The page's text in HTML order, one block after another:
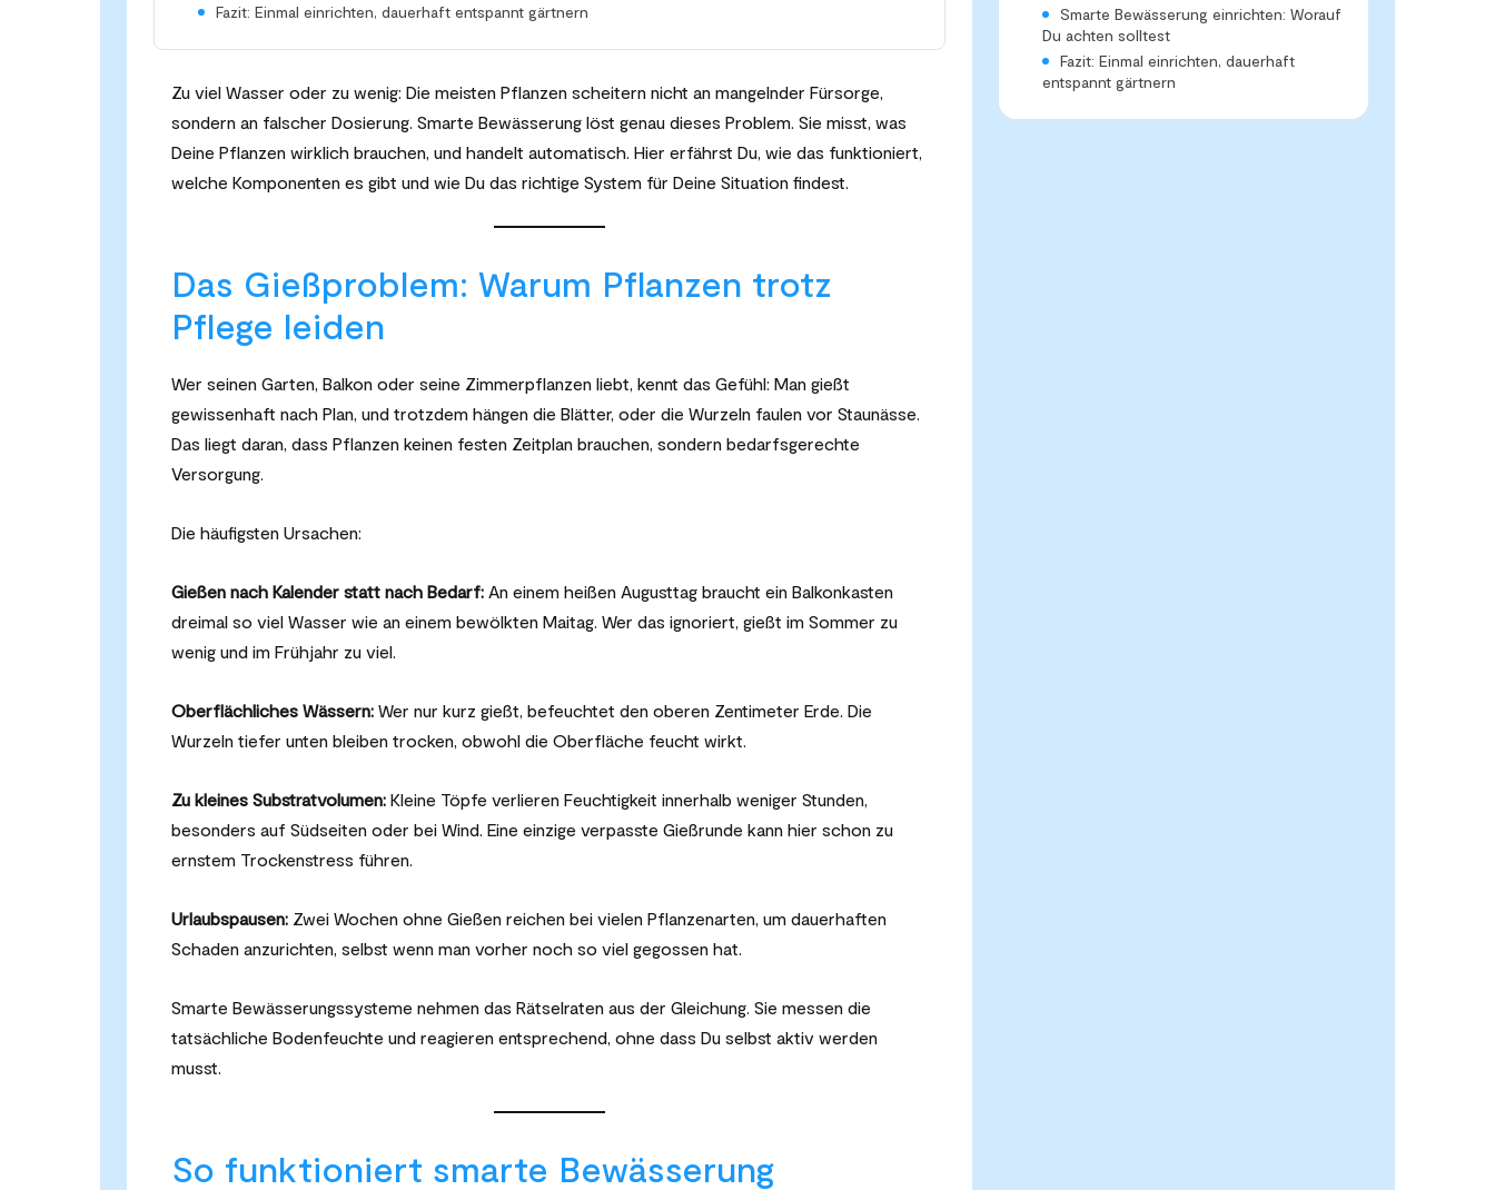
Fazit: Einmal einrichten, dauerhaft entspannt gärtnern
Zu viel Wasser oder zu wenig: Die meisten Pflanzen scheitern nicht an mangelnder Fürsorge,
sondern an falscher Dosierung. Smarte Bewässerung löst genau dieses Problem. Sie misst, was
Deine Pflanzen wirklich brauchen, und handelt automatisch. Hier erfährst Du, wie das funktioniert,
welche Komponenten es gibt und wie Du das richtige System für Deine Situation findest.
Das Gießproblem: Warum Pflanzen trotz
Pflege leiden
Wer seinen Garten, Balkon oder seine Zimmerpflanzen liebt, kennt das Gefühl: Man gießt
gewissenhaft nach Plan, und trotzdem hängen die Blätter, oder die Wurzeln faulen vor Staunässe.
Das liegt daran, dass Pflanzen keinen festen Zeitplan brauchen, sondern bedarfsgerechte
Versorgung.
Die häufigsten Ursachen:
Gießen nach Kalender statt nach Bedarf: An einem heißen Augusttag braucht ein Balkonkasten
dreimal so viel Wasser wie an einem bewölkten Maitag. Wer das ignoriert, gießt im Sommer zu
wenig und im Frühjahr zu viel.
Oberflächliches Wässern: Wer nur kurz gießt, befeuchtet den oberen Zentimeter Erde. Die
Wurzeln tiefer unten bleiben trocken, obwohl die Oberfläche feucht wirkt.
Zu kleines Substratvolumen: Kleine Töpfe verlieren Feuchtigkeit innerhalb weniger Stunden,
besonders auf Südseiten oder bei Wind. Eine einzige verpasste Gießrunde kann hier schon zu
ernstem Trockenstress führen.
Urlaubspausen: Zwei Wochen ohne Gießen reichen bei vielen Pflanzenarten, um dauerhaften
Schaden anzurichten, selbst wenn man vorher noch so viel gegossen hat.
Smarte Bewässerungssysteme nehmen das Rätselraten aus der Gleichung. Sie messen die
tatsächliche Bodenfeuchte und reagieren entsprechend, ohne dass Du selbst aktiv werden
musst.
So funktioniert smarte Bewässerung
Smarte Bewässerung einrichten: Worauf
Du achten solltest
Fazit: Einmal einrichten, dauerhaft
entspannt gärtnern